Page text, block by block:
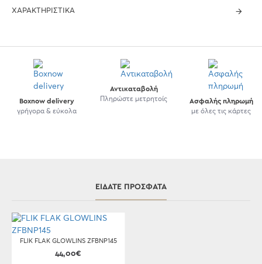
ΧΑΡΑΚΤΗΡΙΣΤΙΚΆ
Boxnow delivery
γρήγορα & εύκολα
Αντικαταβολή
Πληρώστε μετρητοίς
Ασφαλής πληρωμή
με όλες τις κάρτες
ΕΊΔΑΤΕ ΠΡΌΣΦΑΤΑ
FLIK FLAK GLOWLINS ZFBNP145
44,00€